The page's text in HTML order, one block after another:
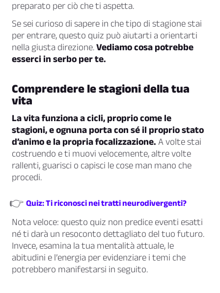
preparato per ciò che ti aspetta.
Se sei curioso di sapere in che tipo di stagione stai
per entrare, questo quiz può aiutarti a orientarti
nella giusta direzione.Vediamo cosa potrebbe
esserci in serbo per te.
Comprendere le stagioni della tua
vita
La vita funziona a cicli, proprio come le
stagioni, e ognuna porta con sé il proprio stato
d’animo e la propria focalizzazione. A volte stai
costruendo e ti muovi velocemente, altre volte
rallenti, guarisci o capisci le cose man mano che
procedi.
👉 Quiz: Ti riconosci nei tratti neurodivergenti?
Nota veloce: questo quiz non predice eventi esatti
né ti darà un resoconto dettagliato del tuo futuro.
Invece, esamina la tua mentalità attuale, le
abitudini e l’energia per evidenziare i temi che
potrebbero manifestarsi in seguito.